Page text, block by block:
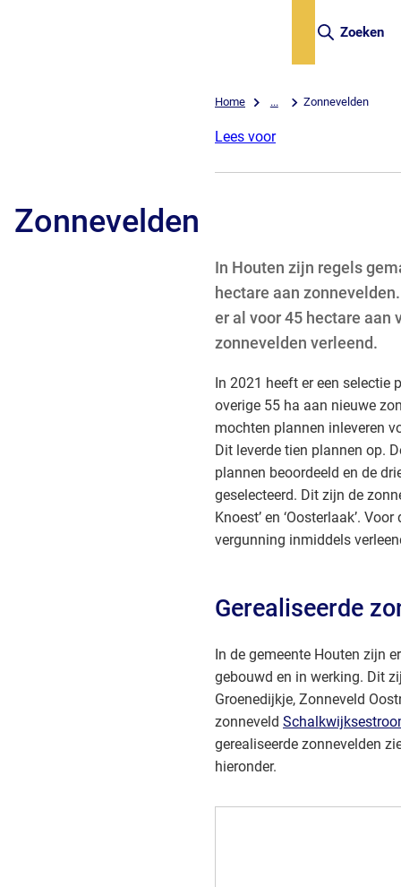
Zoeken
Home ... Zonnevelden
Lees voor
Zonnevelden
In Houten zijn regels
hectare aan
er al voor 45 hectare aan
zonnevelden verleend.
In 2021 heeft er een selectie
overige 55 ha aan nieuwe
mochten plannen inleveren
Dit leverde tien plannen op.
plannen beoordeeld en de
geselecteerd. Dit zijn de
Knoest’ en ‘Oosterlaak’.
vergunning inmiddels
Gerealiseerde
In de gemeente Houten zijn
gebouwd en in werking. Dit
Groenedijkje, Zonneveld
zonneveld
gerealiseerde zonnevelden
hieronder.